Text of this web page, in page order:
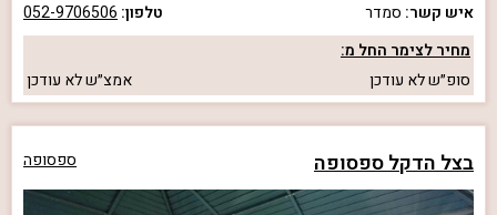
איש קשר: סמדר טלפון: 052-9706506
מחיר לצימר החל מ:
סופ״שלא עודכן אמצ״שלא עודכן
בצל הדקל ספסופה ספסופה